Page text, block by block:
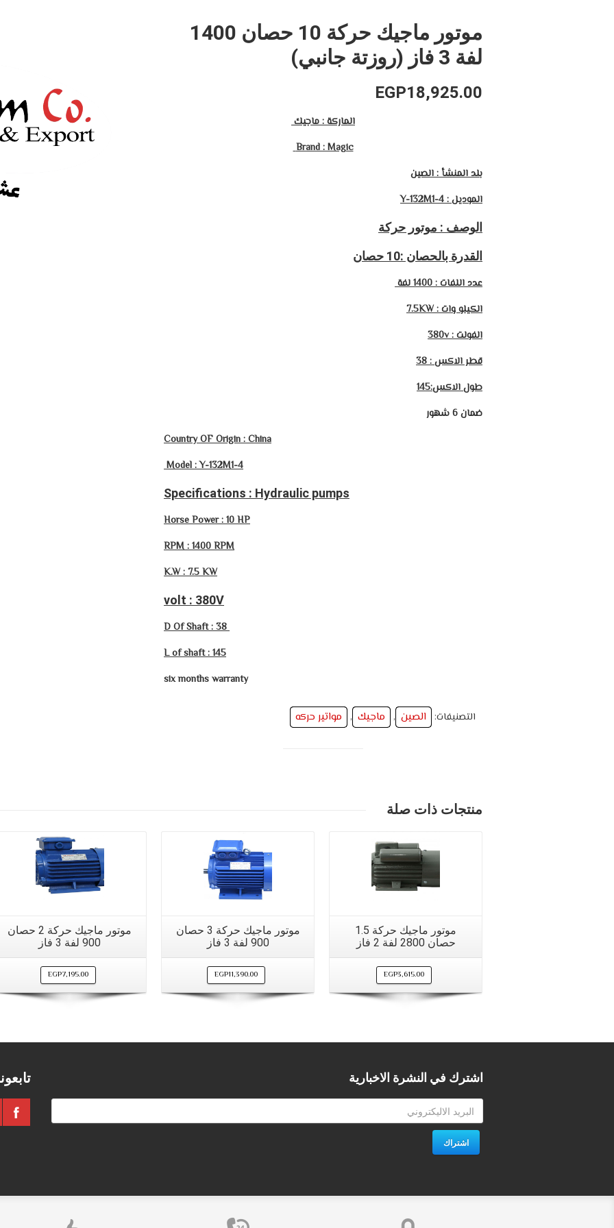
موتور ماجيك حركة 10 حصان 1400
لفة 3 فاز (روزتة جانبي)
EGP18,925.00
الماركة : ماجيك
Brand : Magic
بلد المنشأ : الصين
الموديل : Y-132M1-4
الوصف : موتور حركة
القدرة بالحصان :10 حصان
عدد اللفات : 1400 لفة
الكيلو وات : 7.5KW
الفولت : 380v
قطر الاكس : 38
طول الاكس:145
ضمان 6 شهور
Country OF Origin : China
Model : Y-132M1-4
Specifications : Hydraulic pumps
Horse Power : 10 HP
RPM : 1400 RPM
K.W : 7.5 KW
volt : 380V
D Of Shaft : 38
L of shaft : 145
six months warranty
التصنيفات: الصين , ماجيك , مواتير حركه
منتجات ذات صلة
موتور ماجيك حركة 2 حصان
900 لفة 3 فاز
EGP7,195.00
موتور ماجيك حركة 3 حصان
900 لفة 3 فاز
EGP11,390.00
موتور ماجيك حركة 1.5
حصان 2800 لفة 2 فاز
EGP3,615.00
اشترك في النشرة الاخبارية
اشتراك